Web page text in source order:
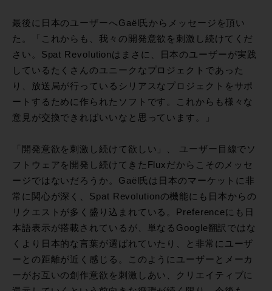
最後に日本のユーザーへGaël氏からメッセージを頂い
た。「これからも、我々の開発意欲を刺激し続けてくだ
さい。Spat Revolutionはまさに、日本のユーザーが実践
しているたくさんのユニークなプロジェクトであった
り、放送局が行っているシリアスなプロジェクトをサポ
ートするために作られたソフトです。これからも様々な
意見が交換できればいいなと思っています。」
「開発意欲を刺激し続けて欲しい」、 ユーザー目線でソ
フトウェアを開発し続けてきたFluxだからこそのメッセ
ージではないだろうか。Gaël氏は日本のマーケットに非
常に関心が深く、Spat Revolutionの機能にも日本からの
リクエストが多く盛り込まれている。Preferenceにも日
本語表示が搭載されているが、単なるGoogle翻訳ではな
くより日本的な言葉が選ばれていたり、と非常にユーザ
ーとの距離が近く感じる。このようにユーザーとメーカ
ーがお互いの創作意欲を刺激しあい、クリエイティブに